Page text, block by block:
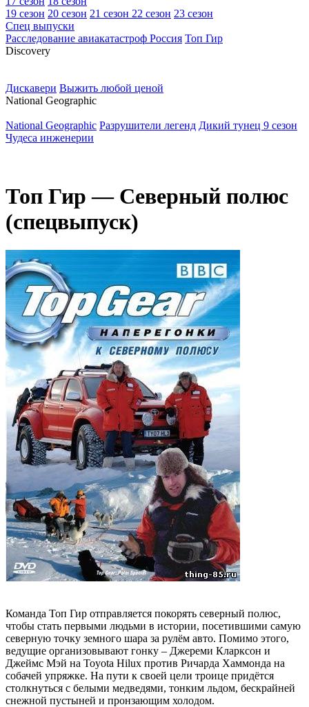
19 сезон 20 сезон 21 сезон 22 сезон 23 сезон
Спец выпуски
Расследование авиакатастроф Россия Топ Гир
Discovery
Дискавери Выжить любой ценой
National Geographic
National Geographic Разрушители легенд Дикий тунец 9 сезон
Чудеса инженерии
Топ Гир — Северный полюс
(спецвыпуск)
Команда Топ Гир отправляется покорять северный полюс,
чтобы стать первыми людьми в истории, посетившими самую
северную точку земного шара за рулём авто. Помимо этого,
ведущие организовывают гонку – Джереми Кларксон и
Джеймс Мэй на Toyota Hilux против Ричарда Хаммонда на
собачей упряжке. На пути к своей цели троице придётся
столкнуться с белыми медведями, тонким льдом, бескрайней
снежной пустыней и пронзающим холодом.